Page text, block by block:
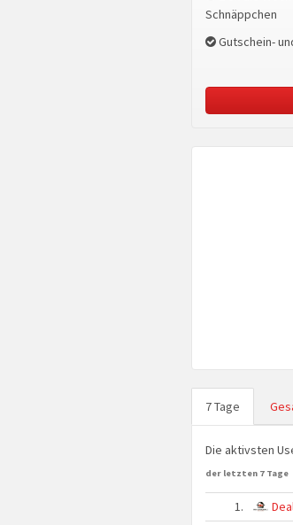
Schnäppchen
Gutschein-
7 Tage
Die aktivsten
der letzten 7 Tage
1.